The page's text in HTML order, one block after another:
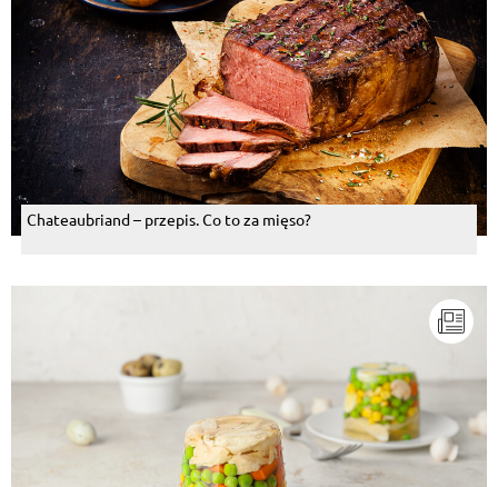
Chateaubriand – przepis. Co to za mięso?